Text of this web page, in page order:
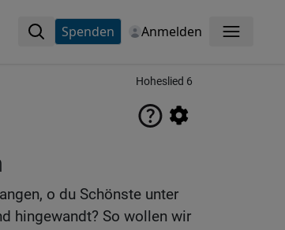
Spenden Anmelden Menü
Hoheslied 6
o du Schönste unter
hingewandt? So wollen wir